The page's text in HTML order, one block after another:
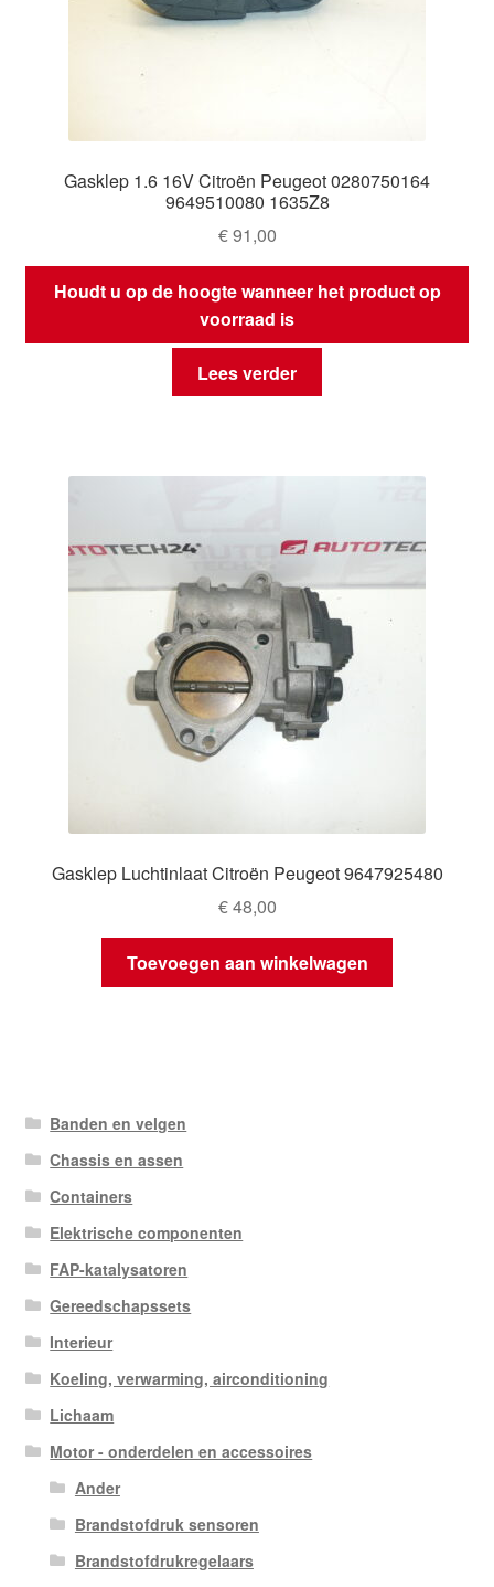
Gasklep 1.6 16V Citroën Peugeot 0280750164
9649510080 1635Z8
€91,00
Houdt u op de hoogte wanneer het product op
voorraad is
Lees verder
Gasklep Luchtinlaat Citroën Peugeot 9647925480
€48,00
Toevoegen aan winkelwagen
Banden en velgen
Chassis en assen
Containers
Elektrische componenten
FAP-katalysatoren
Gereedschapssets
Interieur
Koeling, verwarming, airconditioning
Lichaam
Motor - onderdelen en accessoires
Ander
Brandstofdruk sensoren
Brandstofdrukregelaars